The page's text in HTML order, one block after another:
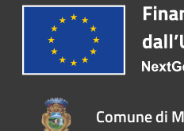
Comune di